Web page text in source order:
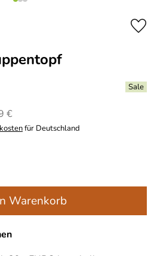
€
für Deutschland
Warenkorb